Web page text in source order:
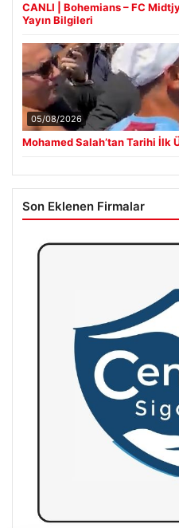
CANLI | Bohemians – FC
Yayın Bilgileri
05/08/2026
Mohamed Salah’tan Tarihi İlk
Son Eklenen Firmalar